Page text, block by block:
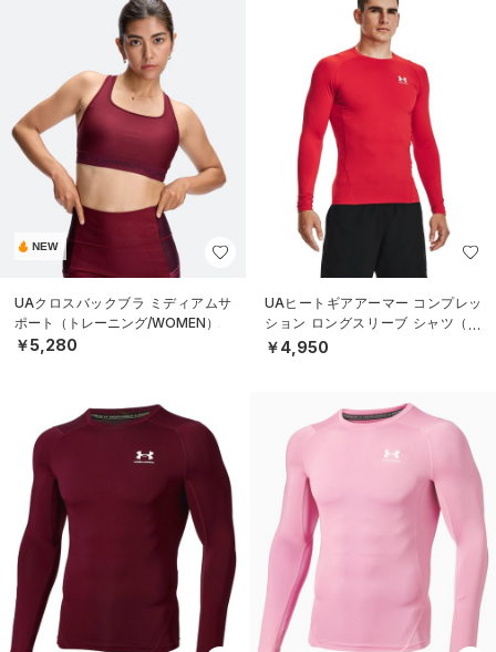
NEW
UAクロスバックブラ ミディアムサ
ポート（トレーニング/WOMEN）
￥5,280
UAヒートギアアーマー コンプレッ
ション ロングスリーブ シャツ（ト
レーニング/MEN）
￥4,950